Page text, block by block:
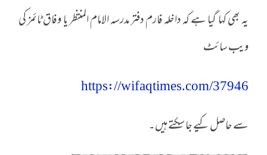
یہ بھی کہا گیا ہے کہ داخلہ فارم دفتر مدرسہ الامام المنتظر یا وفاق ٹائمز کی
ویب سائٹ
https://wifaqtimes.com/37946
سے حاصل کیے جا سکتے ہیں۔